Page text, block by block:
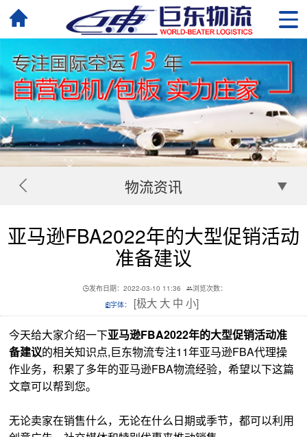
物流资讯
亚马逊FBA2022年的大型促销活动
准备建议
发布日期：2022-03-10 11:36
浏览次数：
字体：
[极大 大 中 小]
今天给大家介绍一下亚马逊FBA2022年的大型促销活动准
备建议的相关知识点,巨东物流专注11年亚马逊FBA代理操
作业务，积累了多年的亚马逊FBA物流经验，希望以下这篇
文章可以帮到您。
无论卖家在销售什么，无论在什么日期或季节，都可以利用